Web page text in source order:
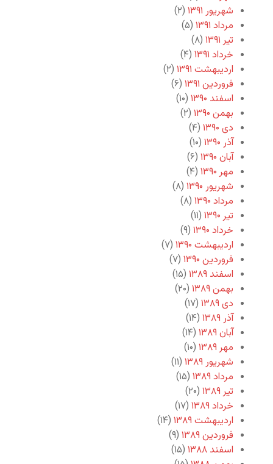
شهریور ۱۳۹۱
(۲)
مرداد ۱۳۹۱
(۵)
تیر ۱۳۹۱
(۸)
خرداد ۱۳۹۱
(۴)
اردیبهشت ۱۳۹۱
(۲)
فروردین ۱۳۹۱
(۶)
اسفند ۱۳۹۰
(۱۰)
بهمن ۱۳۹۰
(۲)
دی ۱۳۹۰
(۴)
آذر ۱۳۹۰
(۱۰)
آبان ۱۳۹۰
(۶)
مهر ۱۳۹۰
(۴)
شهریور ۱۳۹۰
(۸)
مرداد ۱۳۹۰
(۸)
تیر ۱۳۹۰
(۱۱)
خرداد ۱۳۹۰
(۹)
اردیبهشت ۱۳۹۰
(۷)
فروردین ۱۳۹۰
(۷)
اسفند ۱۳۸۹
(۱۵)
بهمن ۱۳۸۹
(۲۰)
دی ۱۳۸۹
(۱۷)
آذر ۱۳۸۹
(۱۴)
آبان ۱۳۸۹
(۱۴)
مهر ۱۳۸۹
(۱۰)
شهریور ۱۳۸۹
(۱۱)
مرداد ۱۳۸۹
(۱۵)
تیر ۱۳۸۹
(۲۰)
خرداد ۱۳۸۹
(۱۷)
اردیبهشت ۱۳۸۹
(۱۴)
فروردین ۱۳۸۹
(۹)
اسفند ۱۳۸۸
(۱۵)